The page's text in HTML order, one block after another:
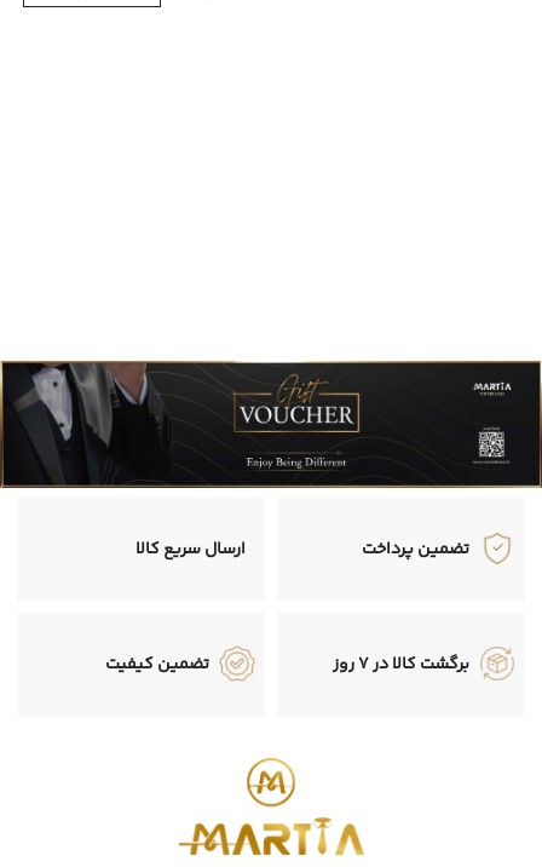
تضمین پرداخت ارسال سریع کالا
برگشت کالا در 7 روز تضمین کیفیت